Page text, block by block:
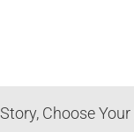
Choose